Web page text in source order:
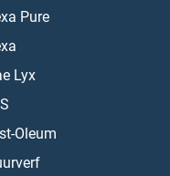
Pure
Lyx
Oleum